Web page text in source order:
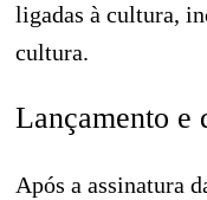
ligadas à cultura,
cultura.
Lançamento e
Após a assinatura